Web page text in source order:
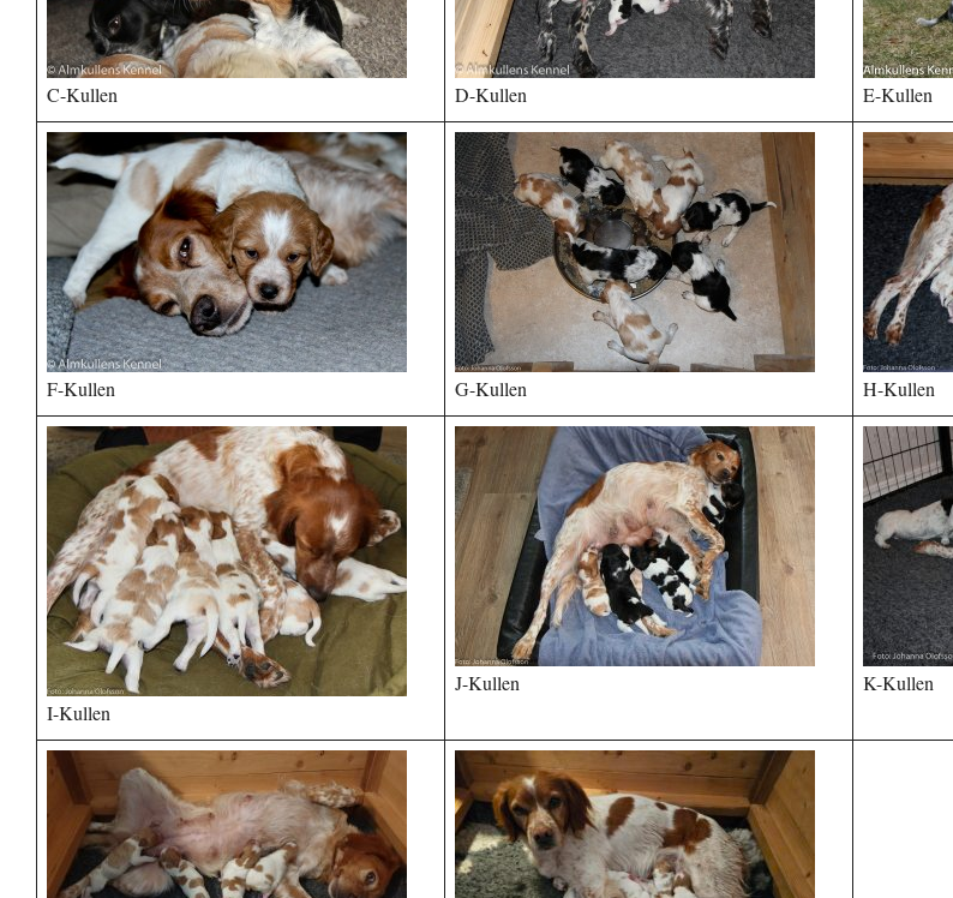
C-Kullen D-Kullen E-Kullen
F-Kullen G-Kullen H-Kullen
I-Kullen
J-Kullen K-Kullen